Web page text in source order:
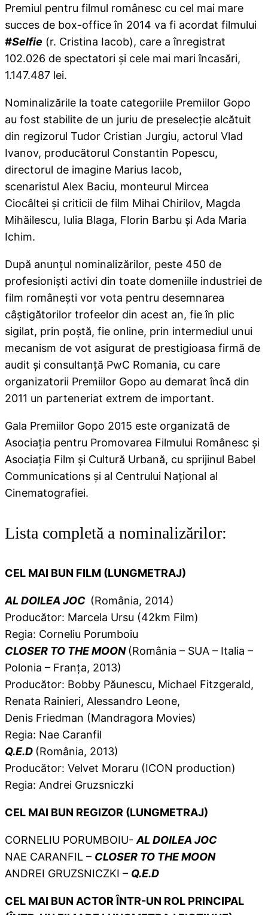
Premiul pentru filmul românesc cu cel mai mare
succes de box-office în 2014 va fi acordat filmului
#Selfie (r. Cristina Iacob), care a înregistrat
102.026 de spectatori și cele mai mari încasări,
1.147.487 lei.
Nominalizările la toate categoriile Premiilor Gopo
au fost stabilite de un juriu de preselecţie alcătuit
din regizorul Tudor Cristian Jurgiu, actorul Vlad
Ivanov, producătorul Constantin Popescu,
directorul de imagine Marius Iacob,
scenaristul Alex Baciu, monteurul Mircea
Ciocâltei şi criticii de film Mihai Chirilov, Magda
Mihăilescu, Iulia Blaga, Florin Barbu şi Ada Maria
Ichim.
După anunţul nominalizărilor, peste 450 de
profesionişti activi din toate domeniile industriei de
film româneşti vor vota pentru desemnarea
câştigătorilor trofeelor din acest an, fie în plic
sigilat, prin poştă, fie online, prin intermediul unui
mecanism de vot asigurat de prestigioasa firmă de
audit şi consultanţă PwC Romania, cu care
organizatorii Premiilor Gopo au demarat încă din
2011 un parteneriat extrem de important.
Gala Premiilor Gopo 2015 este organizată de
Asociația pentru Promovarea Filmului Românesc și
Asociația Film și Cultură Urbană, cu sprijinul Babel
Communications și al Centrului Național al
Cinematografiei.
Lista completă a nominalizărilor:
CEL MAI BUN FILM (LUNGMETRAJ)
AL DOILEA JOC (România, 2014)
Producător: Marcela Ursu (42km Film)
Regia: Corneliu Porumboiu
CLOSER TO THE MOON (România – SUA – Italia –
Polonia – Franța, 2013)
Producător: Bobby Păunescu, Michael Fitzgerald,
Renata Rainieri, Alessandro Leone,
Denis Friedman (Mandragora Movies)
Regia: Nae Caranfil
Q.E.D (România, 2013)
Producător: Velvet Moraru (ICON production)
Regia: Andrei Gruzsniczki
CEL MAI BUN REGIZOR (LUNGMETRAJ)
CORNELIU PORUMBOIU- AL DOILEA JOC
NAE CARANFIL – CLOSER TO THE MOON
ANDREI GRUZSNICZKI – Q.E.D
CEL MAI BUN ACTOR ÎNTR-UN ROL PRINCIPAL